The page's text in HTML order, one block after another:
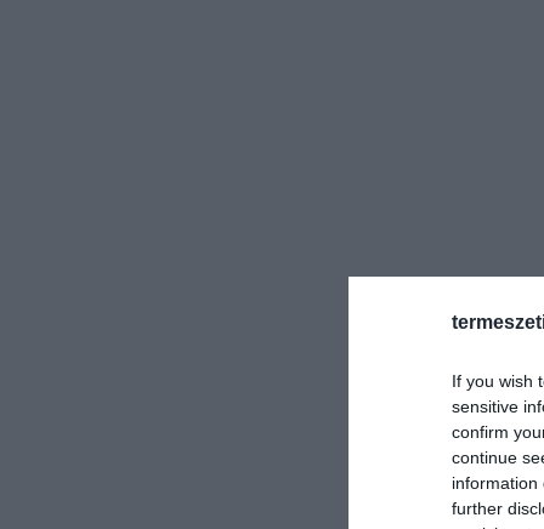
If you wish
sensitive
confirm
continue
information
further